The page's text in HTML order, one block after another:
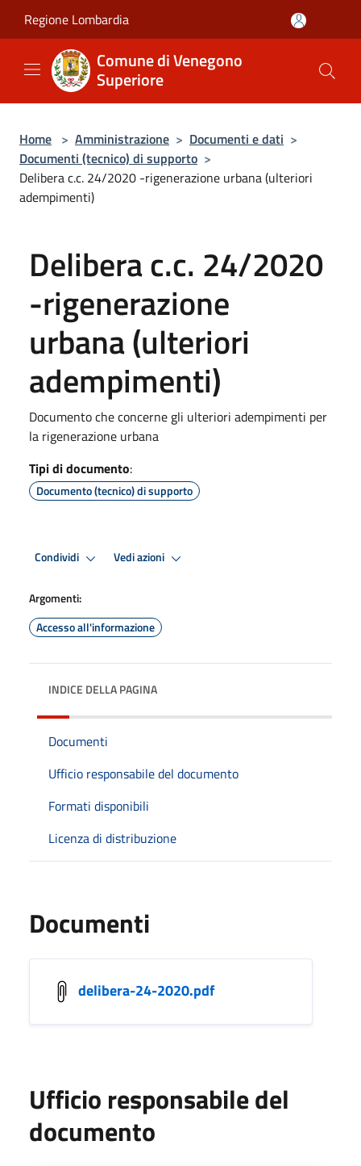
Regione Lombardia
Comune di Venegono
Superiore
Home > Amministrazione > Documenti e dati >
Documenti (tecnico) di supporto >
Delibera c.c. 24/2020 -rigenerazione urbana (ulteriori
adempimenti)
Delibera c.c. 24/2020
-rigenerazione
urbana (ulteriori
adempimenti)
Documento che concerne gli ulteriori adempimenti per
la rigenerazione urbana
Tipi di documento:
Documento (tecnico) di supporto
Condividi Vedi azioni
Argomenti:
Accesso all'informazione
INDICE DELLA PAGINA
Documenti
Ufficio responsabile del documento
Formati disponibili
Licenza di distribuzione
Documenti
delibera-24-2020.pdf
Ufficio responsabile del
documento